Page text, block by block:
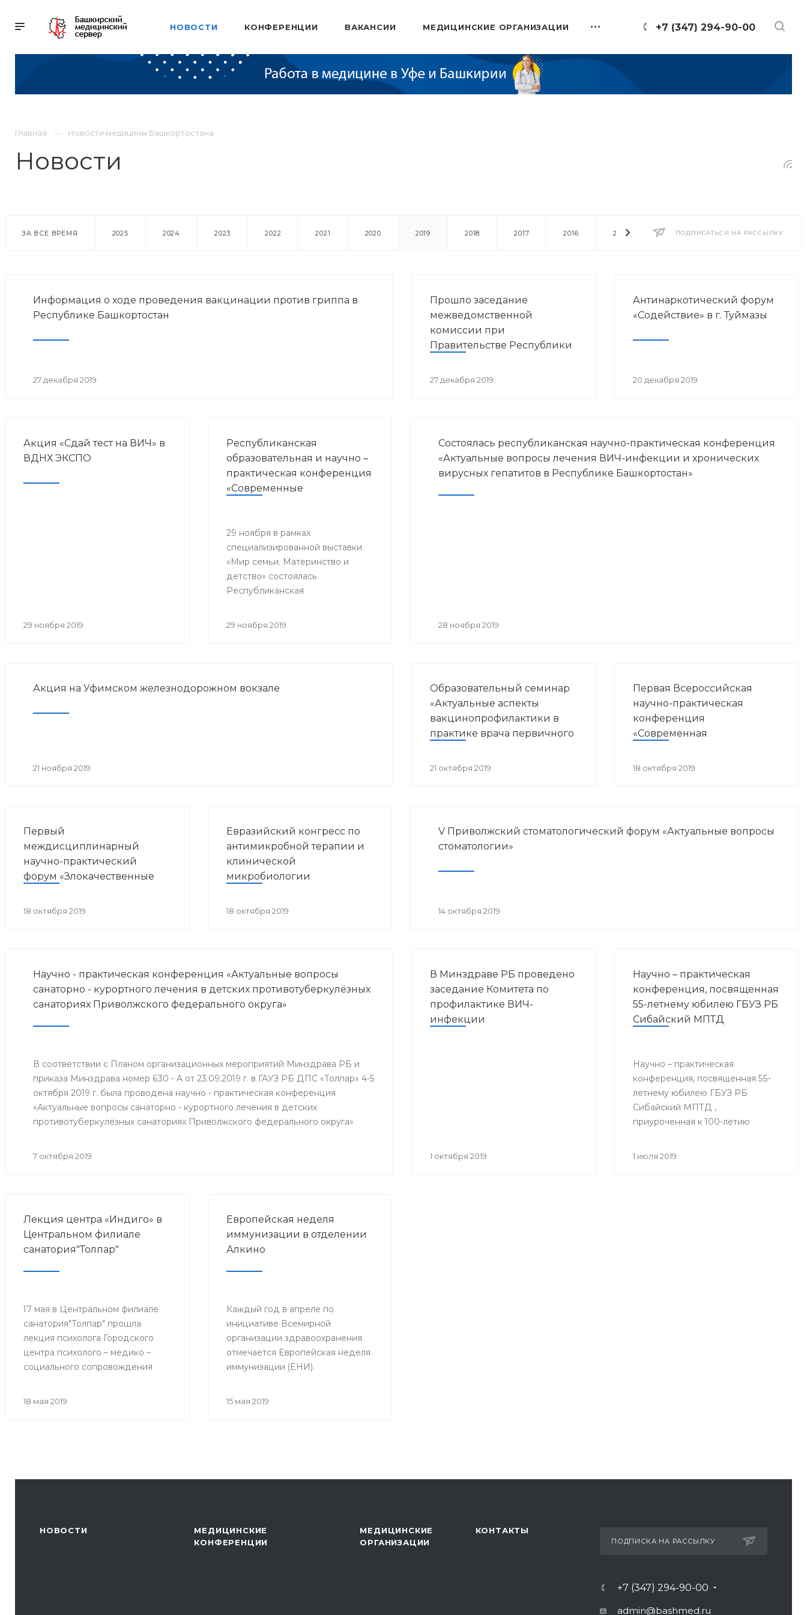
+7 (347) 294-90-00
НОВОСТИ КОНФЕРЕНЦИИ ВАКАНСИИ МЕДИЦИНСКИЕ ОРГАНИЗАЦИИ
Главная Новости медицины Башкортостана
Новости
ПОДПИСАТЬСЯ НА РАССЫЛКУ
ЗА ВСЕ ВРЕМЯ 2025 2024 2023 2022 2021 2020 2019 2018 2017 2016 2014 2013 2012 2011
Информация о ходе проведения вакцинации против гриппа в
Республике Башкортостан
27 декабря 2019
Прошло заседание
межведомственной
комиссии при
Правительстве Республики
предупреждения
27 декабря 2019
Антинаркотический форум
«Содействие» в г. Туймазы
20 декабря 2019
Акция «Сдай тест на ВИЧ» в
ВДНХ ЭКСПО
29 ноября 2019
Республиканская
образовательная и научно –
практическая конференция
«Современные
медицинской
реабилитации»
29 ноября в рамках
специализированной выставки
«Мир семьи. Материнство и
детство» состоялась
Республиканская
практическая конференция
29 ноября 2019
Состоялась республиканская научно-практическая конференция
«Актуальные вопросы лечения ВИЧ-инфекции и хронических
вирусных гепатитов в Республике Башкортостан»
28 ноября 2019
Акция на Уфимском железнодорожном вокзале
21 ноября 2019
Образовательный семинар
«Актуальные аспекты
вакцинопрофилактики в
практике врача первичного
21 октября 2019
Первая Всероссийская
научно-практическая
конференция
«Современная
вызовы, возможности,
18 октября 2019
Первый
междисциплинарный
научно-практический
форум «Злокачественные
18 октября 2019
Евразийский конгресс по
антимикробной терапии и
клинической
микробиологии
18 октября 2019
V Приволжский стоматологический форум «Актуальные вопросы
стоматологии»
14 октября 2019
Научно - практическая конференция «Актуальные вопросы
санаторно - курортного лечения в детских противотуберкулёзных
санаториях Приволжского федерального округа»
В соответствии с Планом организационных мероприятий Минздрава РБ и
приказа Минздрава номер 630 - А от 23.09.2019 г. в ГАУЗ РБ ДПС «Толпар» 4-5
октября 2019 г. была проводена научно - практическая конференция
«Актуальные вопросы санаторно - курортного лечения в детских
противотуберкулёзных санаториях Приволжского федерального округа»
7 октября 2019
В Минздраве РБ проведено
заседание Комитета по
профилактике ВИЧ-
инфекции
1 октября 2019
Научно – практическая
конференция, посвященная
55-летнему юбилею ГБУЗ РБ
Сибайский МПТД
Научно – практическая
конференция, посвященная 55-
летнему юбилею ГБУЗ РБ
Сибайский МПТД ,
приуроченная к 100-летию
1 июля 2019
Лекция центра «Индиго» в
Центральном филиале
санатория"Толпар"
17 мая в Центральном филиале
санатория"Толпар" прошла
лекция психолога Городского
центра психолого – медико –
социального сопровождения
18 мая 2019
Европейская неделя
иммунизации в отделении
Алкино
Каждый год в апреле по
инициативе Всемирной
организации здравоохранения
отмечается Европейская неделя
иммунизации (ЕНИ).
15 мая 2019
НОВОСТИ
МЕДИЦИНСКИЕ
КОНФЕРЕНЦИИ
МЕДИЦИНСКИЕ
ОРГАНИЗАЦИИ
КОНТАКТЫ
ПОДПИСКА НА РАССЫЛКУ
+7 (347) 294-90-00
admin@bashmed.ru